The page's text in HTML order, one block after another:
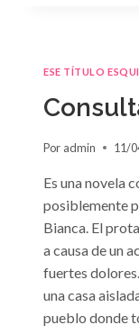
ESE TÍTULO
Por admin 11/
Es una novela
posiblemente
Bianca. El
a causa de un
fuertes
una casa
pueblo donde